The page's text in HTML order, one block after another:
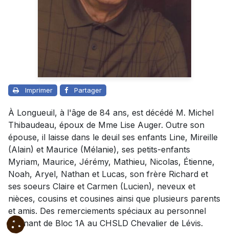
Imprimer Partager
À Longueuil, à l'âge de 84 ans, est décédé M. Michel
Thibaudeau, époux de Mme Lise Auger. Outre son
épouse, il laisse dans le deuil ses enfants Line, Mireille
(Alain) et Maurice (Mélanie), ses petits-enfants
Myriam, Maurice, Jérémy, Mathieu, Nicolas, Étienne,
Noah, Aryel, Nathan et Lucas, son frère Richard et
ses soeurs Claire et Carmen (Lucien), neveux et
nièces, cousins et cousines ainsi que plusieurs parents
et amis. Des remerciements spéciaux au personnel
soignant de Bloc 1A au CHSLD Chevalier de Lévis.